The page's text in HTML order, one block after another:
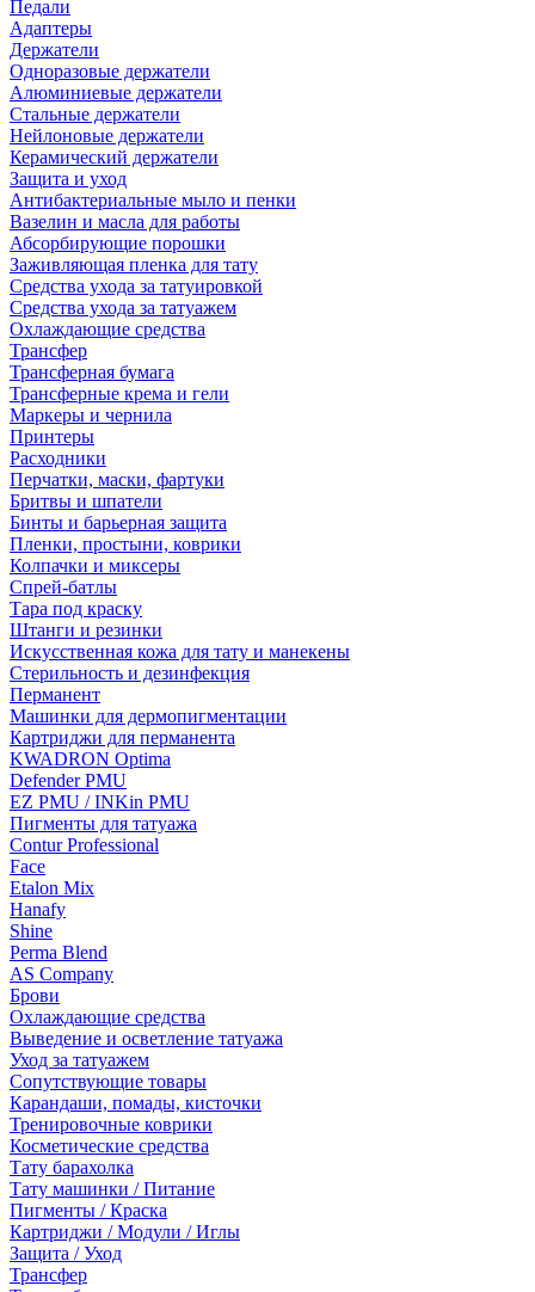
Педали
Адаптеры
Держатели
Одноразовые держатели
Алюминиевые держатели
Стальные держатели
Нейлоновые держатели
Керамический держатели
Защита и уход
Антибактериальные мыло и пенки
Вазелин и масла для работы
Абсорбирующие порошки
Заживляющая пленка для тату
Средства ухода за татуировкой
Средства ухода за татуажем
Охлаждающие средства
Трансфер
Трансферная бумага
Трансферные крема и гели
Маркеры и чернила
Принтеры
Расходники
Перчатки, маски, фартуки
Бритвы и шпатели
Бинты и барьерная защита
Пленки, простыни, коврики
Колпачки и миксеры
Спрей-батлы
Тара под краску
Штанги и резинки
Искусственная кожа для тату и манекены
Стерильность и дезинфекция
Перманент
Машинки для дермопигментации
Картриджи для перманента
KWADRON Optima
Defender PMU
EZ PMU / INKin PMU
Пигменты для татуажа
Contur Professional
Face
Etalon Mix
Hanafy
Shine
Perma Blend
AS Company
Брови
Охлаждающие средства
Выведение и осветление татуажа
Уход за татуажем
Сопутствующие товары
Карандаши, помады, кисточки
Тренировочные коврики
Косметические средства
Тату барахолка
Тату машинки / Питание
Пигменты / Краска
Картриджи / Модули / Иглы
Защита / Уход
Трансфер